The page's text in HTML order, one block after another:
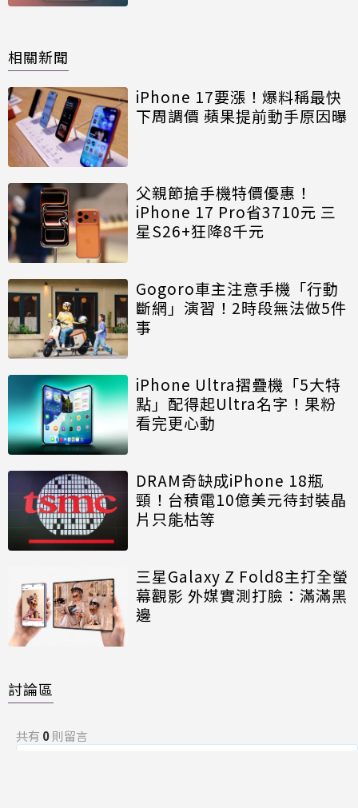
相關新聞
iPhone 17要漲！爆料稱最快
下周調價 蘋果提前動手原因曝
父親節搶手機特價優惠！
iPhone 17 Pro省3710元 三
星S26+狂降8千元
Gogoro車主注意手機「行動
斷網」演習！2時段無法做5件
事
iPhone Ultra摺疊機「5大特
點」配得起Ultra名字！果粉
看完更心動
DRAM奇缺成iPhone 18瓶
頸！台積電10億美元待封裝晶
片只能枯等
三星Galaxy Z Fold8主打全螢
幕觀影 外媒實測打臉：滿滿黑
邊
討論區
共有 0則留言